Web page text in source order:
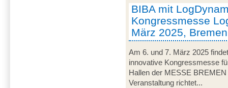
BIBA mit
Kongressmesse
März 2025, Bremen
Am 6. und 7. März 2025
innovative Kongressmesse
Hallen der MESSE
Veranstaltung richtet...